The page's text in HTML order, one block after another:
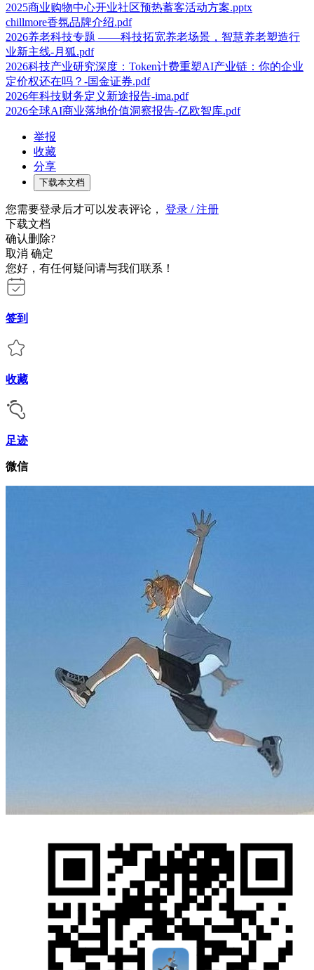
2025商业购物中心开业社区预热蓄客活动方案.pptx
chillmore香氛品牌介绍.pdf
2026养老科技专题 ——科技拓宽养老场景，智慧养老塑造行
业新主线-月狐.pdf
2026科技产业研究深度：Token计费重塑AI产业链：你的企业
定价权还在吗？-国金证券.pdf
2026年科技财务定义新途报告-ima.pdf
2026全球AI商业落地价值洞察报告-亿欧智库.pdf
举报
收藏
分享
下载本文档
您需要登录后才可以发表评论， 登录 / 注册
下载文档
确认删除?
取消 确定
您好，有任何疑问请与我们联系！
签到
收藏
足迹
微信